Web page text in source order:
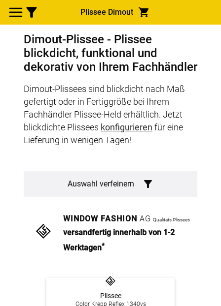
Plissee Dimout
Dimout-Plissee - Plissee
blickdicht, funktional und
dekorativ von Ihrem Fachhändler
Dimout-Plissees sind blickdicht nach Maß
gefertigt oder in Fertiggröße bei Ihrem
Fachhändler Plissee-Held erhältlich. Jetzt
blickdichte Plissees konfigurieren für eine
Lieferung in wenigen Tagen!
Auswahl verfeinern
WINDOW FASHION AG Qualitäts Plissees
versandfertig innerhalb von 1-2
Werktagen*
Plissee
Color Krepp Reflex 1340vs